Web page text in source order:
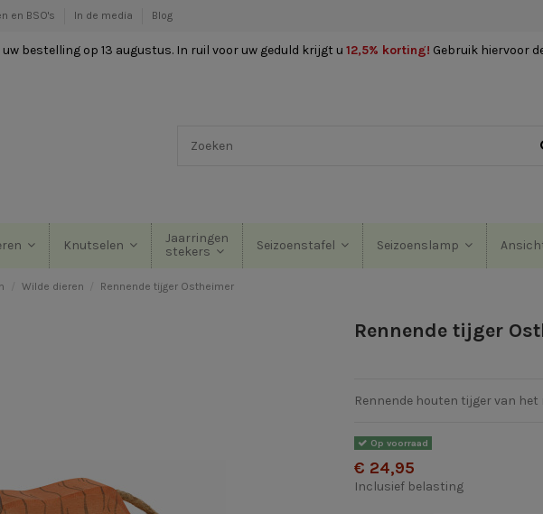
en BSO's In de media Blog
bestelling op 13 augustus. In ruil voor uw geduld krijgt u 12,5% korting! Gebruik hiervoor
Knutselen
Jaarringen
stekers
Seizoenstafel Seizoenslamp
Wilde dieren Rennende tijger Ostheimer
Rennende tijger
Rennende houten tijger van
Op voorraad
€ 24,95
Inclusief belasting